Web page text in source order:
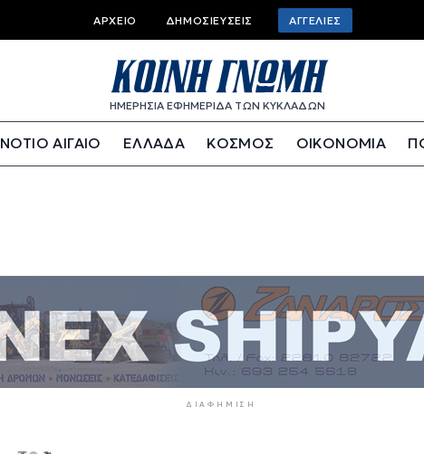
Top bar menu
ΑΡΧΕΊΟ ΔΗΜΟΣΙΕΎΣΕΙΣ ΑΓΓΕΛΊΕΣ
ΗΜΕΡΗΣΙΑ ΕΦΗΜΕΡΙΔΑ ΤΩΝ ΚΥΚΛΑΔΩΝ
ΝΟΤΙΟ ΑΙΓΑΙΟ ΕΛΛΑΔΑ ΚΟΣΜΟΣ ΟΙΚΟΝΟΜΙΑ
ΔΙΑΦΉΜΙΣΗ